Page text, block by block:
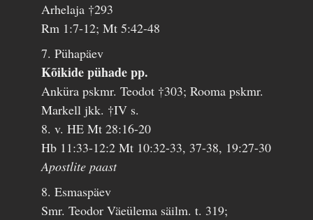
Arhelaja †293
Rm 1:7-12; Mt 5:42-48
7. Pühapäev
Kõikide pühade pp.
Anküra pskmr. Teodot †303; Rooma pskmr.
Markell jkk. †IV s.
8. v. HE Mt 28:16-20
Hb 11:33-12:2 Mt 10:32-33, 37-38, 19:27-30
Apostlite paast
8. Esmaspäev
Smr. Teodor Väeülema säilm. t. 319;